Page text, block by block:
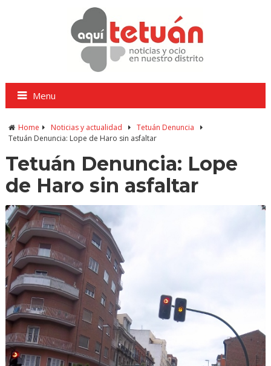
Menu
Home Noticias y actualidad
Tetuán Denuncia
Tetuán Denuncia: Lope de Haro sin asfaltar
Tetuán Denuncia: Lope
de Haro sin asfaltar